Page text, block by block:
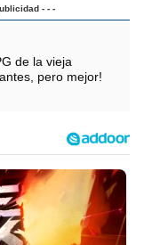
- - -
de la vieja
pero mejor!